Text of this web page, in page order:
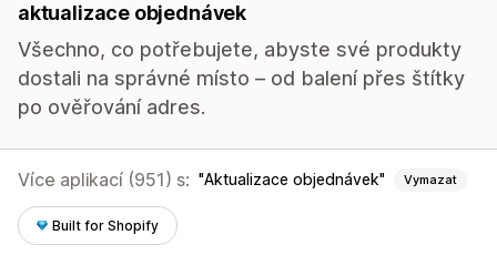
aktualizace objednávek
Všechno, co potřebujete, abyste své produkty
dostali na správné místo – od balení přes štítky
po ověřování adres.
Více aplikací (951) s: Aktualizace objednávek Vymazat
Built for Shopify